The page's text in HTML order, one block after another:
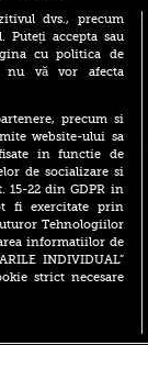
dvs., precum
accepta sau
cu politica de
nu vă vor afecta
precum si
website-ului sa
in functie de
de socializare si
15-22 din GDPR in
fi exercitate prin
Tehnologiilor
informatiilor de
INDIVIDUAL”
strict necesare